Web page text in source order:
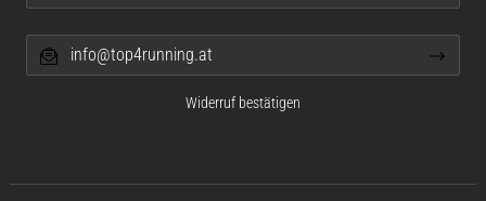
info@top4running.at
Widerruf bestätigen